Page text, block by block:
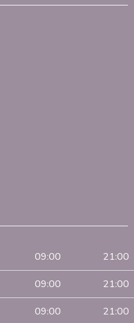
09:00 21:00
09:00 21:00
09:00 21:00